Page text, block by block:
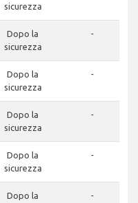
sicurezza
Dopo la
sicurezza
-
Dopo la
sicurezza
-
Dopo la
sicurezza
-
Dopo la
sicurezza
-
Dopo la
-